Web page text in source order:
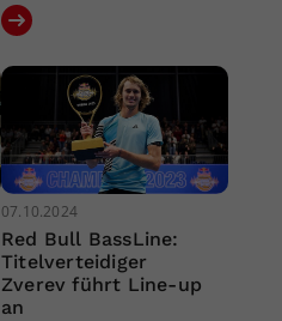
07.10.2024
Red Bull BassLine:
Titelverteidiger
Zverev führt Line-up
an